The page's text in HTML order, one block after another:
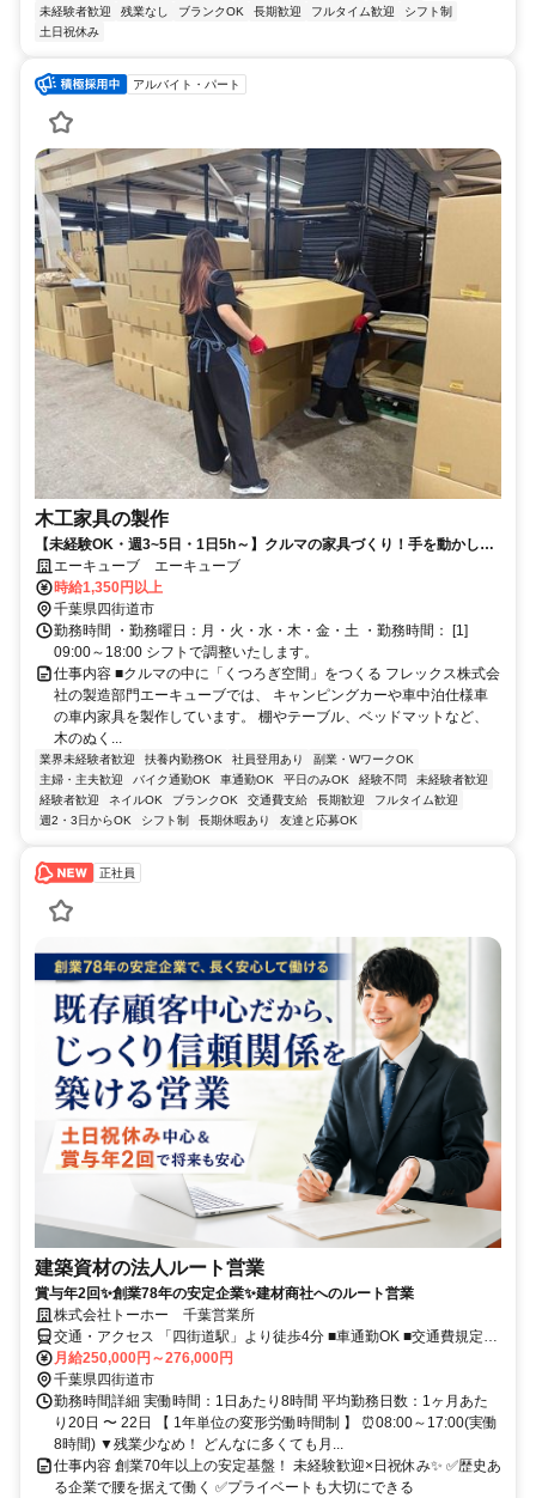
未経験者歓迎
残業なし ブランクOK 長期歓迎 フルタイム歓迎
シフト制
土日祝休み
アルバイト・パート
木工家具の製作
【未経験OK・週3~5日・1日5h～】クルマの家具づくり！手を動かして
「形にする楽しさ」を実感できる◎
エーキューブ エーキューブ
時給1,350円以上
千葉県四街道市
勤務時間 ・勤務曜日：月・火・水・木・金・土 ・勤務時間： [1]
09:00～18:00 シフトで調整いたします。
仕事内容 ■クルマの中に「くつろぎ空間」をつくる フレックス株式会
社の製造部門エーキューブでは、 キャンピングカーや車中泊仕様車
の車内家具を製作しています。 棚やテーブル、ベッドマットなど、
木のぬく...
業界未経験者歓迎 扶養内勤務OK 社員登用あり
副業・WワークOK
主婦・主夫歓迎
バイク通勤OK 車通勤OK 平日のみOK 経験不問
未経験者歓迎
経験者歓迎
ネイルOK ブランクOK 交通費支給 長期歓迎
フルタイム歓迎
週2・3日からOK
シフト制 長期休暇あり 友達と応募OK
正社員
建築資材の法人ルート営業
賞与年2回✨創業78年の安定企業✨建材商社へのルート営業
株式会社トーホー 千葉営業所
交通・アクセス 「四街道駅」より徒歩4分 ■車通勤OK ■交通費規定支
給
月給250,000円～276,000円
千葉県四街道市
勤務時間詳細 実働時間：1日あたり8時間 平均勤務日数：1ヶ月あた
り20日 〜 22日 【 1年単位の変形労働時間制 】 ⏰08:00～17:00(実働
8時間) ▼残業少なめ！ どんなに多くても月...
仕事内容 創業70年以上の安定基盤！ 未経験歓迎×日祝休み✨ ✅歴史あ
る企業で腰を据えて働く ✅プライベートも大切にできる